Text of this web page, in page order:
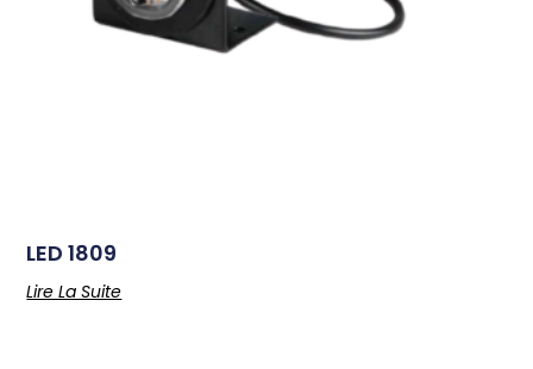
LED 1809
Lire La Suite